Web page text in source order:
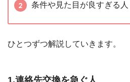
条件や見た目が良すぎる人
ひとつずつ解説していきます。
1.連絡先交換を急ぐ人